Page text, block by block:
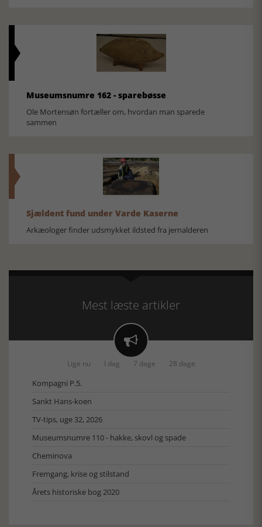
Museumsnumre 162 - sparebøsse
Ole Mortensøn fortæller om, hvordan man sparede
sammen
Sjældent fund under Varde Kaserne
Arkæologer finder udsmykket ildsted fra jernalderen
Mest læste artikler

Lige nu I dag 7 dage 28 dage
Kompagni P.5.
Sankt Hans-koen
TV-tips, uge 32, 2026
Museumsnumre 110 - hakke, skovl og spade
Cheminova
Fremgang, krise og stilstand
Årets historiske bog 2020